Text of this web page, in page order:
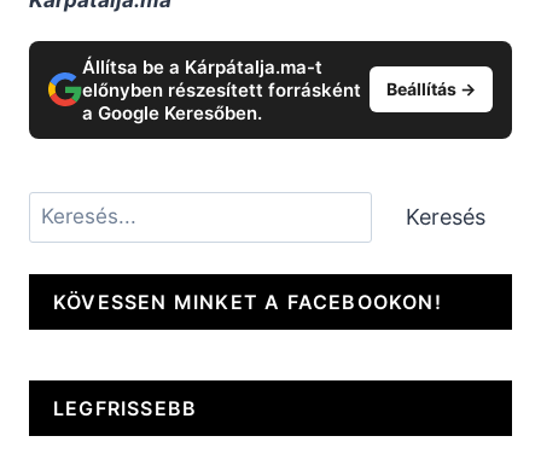
Állítsa be a Kárpátalja.ma-t
előnyben részesített forrásként
a Google Keresőben.
Beállítás →
Keresés Keresés
KÖVESSEN MINKET A FACEBOOKON!
LEGFRISSEBB